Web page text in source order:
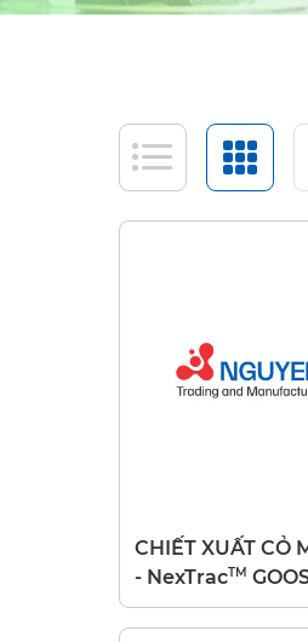
CHIẾT XUẤT CỎ
- NexTracTM
W LC